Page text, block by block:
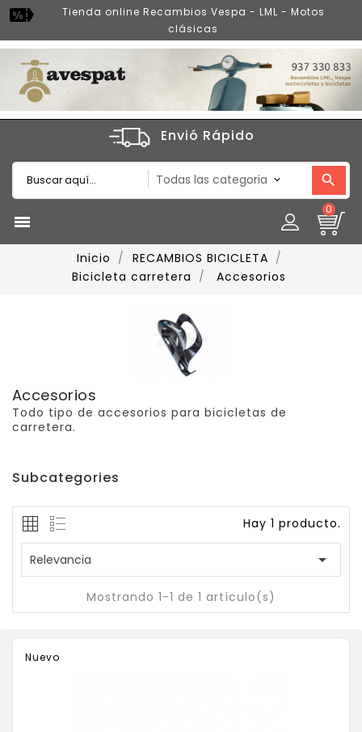
Tienda online Recambios Vespa - LML - Motos
clásicas
Envió Rápido

0
Inicio
RECAMBIOS BICICLETA
Bicicleta carretera
Accesorios
Accesorios
Todo tipo de accesorios para bicicletas de
carretera.
Subcategories
Hay 1 producto.
Relevancia 
Mostrando 1-1 de 1 artículo(s)
Nuevo